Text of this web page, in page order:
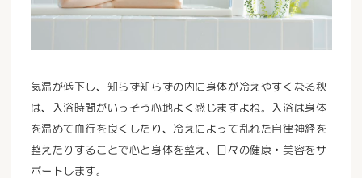
気温が低下し、知らず知らずの内に身体が冷えやすくなる秋
は、入浴時間がいっそう心地よく感じますよね。入浴は身体
を温めて血行を良くしたり、冷えによって乱れた自律神経を
整えたりすることで心と身体を整え、日々の健康・美容をサ
ポートします。